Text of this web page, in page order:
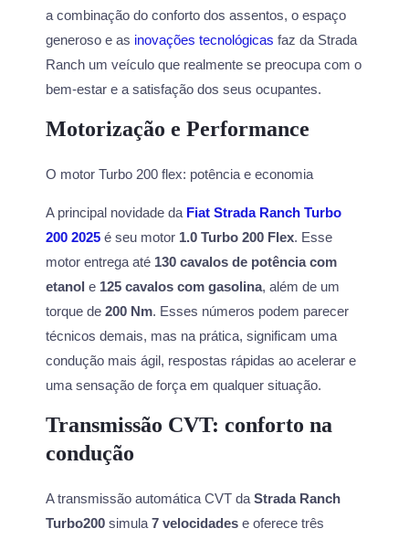
a combinação do conforto dos assentos, o espaço
generoso e as inovações tecnológicas faz da Strada
Ranch um veículo que realmente se preocupa com o
bem-estar e a satisfação dos seus ocupantes.
Motorização e Performance
O motor Turbo 200 flex: potência e economia
A principal novidade da Fiat Strada Ranch Turbo
200 2025 é seu motor 1.0 Turbo 200 Flex. Esse
motor entrega até 130 cavalos de potência com
etanol e 125 cavalos com gasolina, além de um
torque de 200 Nm. Esses números podem parecer
técnicos demais, mas na prática, significam uma
condução mais ágil, respostas rápidas ao acelerar e
uma sensação de força em qualquer situação.
Transmissão CVT: conforto na
condução
A transmissão automática CVT daStrada Ranch
Turbo200 simula7 velocidades e oferece três